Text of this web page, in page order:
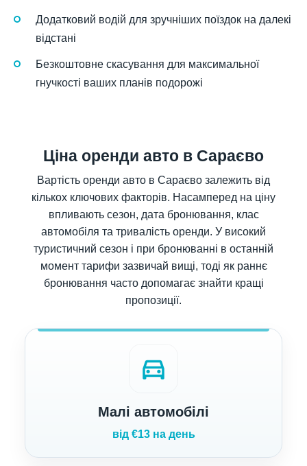
Додатковий водій для зручніших поїздок на далекі
відстані
Безкоштовне скасування для максимальної
гнучкості ваших планів подорожі
Ціна оренди авто в Сараєво
Вартість оренди авто в Сараєво залежить від
кількох ключових факторів. Насамперед на ціну
впливають сезон, дата бронювання, клас
автомобіля та тривалість оренди. У високий
туристичний сезон і при бронюванні в останній
момент тарифи зазвичай вищі, тоді як раннє
бронювання часто допомагає знайти кращі
пропозиції.
directions_car
Малі автомобілі
від €13 на день